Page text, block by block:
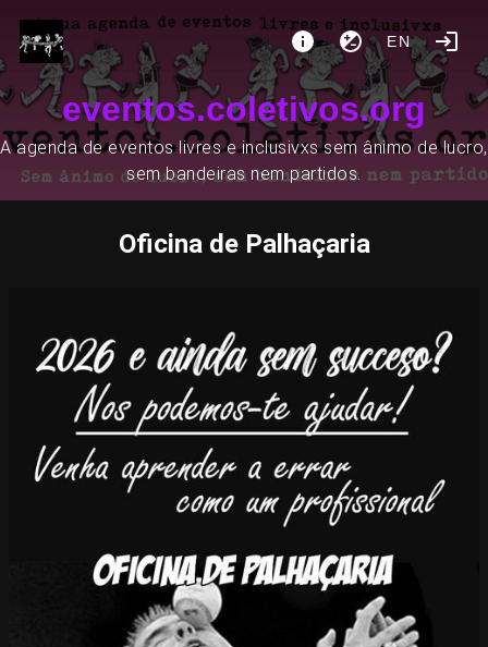
EN
eventos.coletivos.org
A agenda de eventos livres e inclusivxs sem ânimo de lucro,
sem bandeiras nem partidos.
Oficina de Palhaçaria